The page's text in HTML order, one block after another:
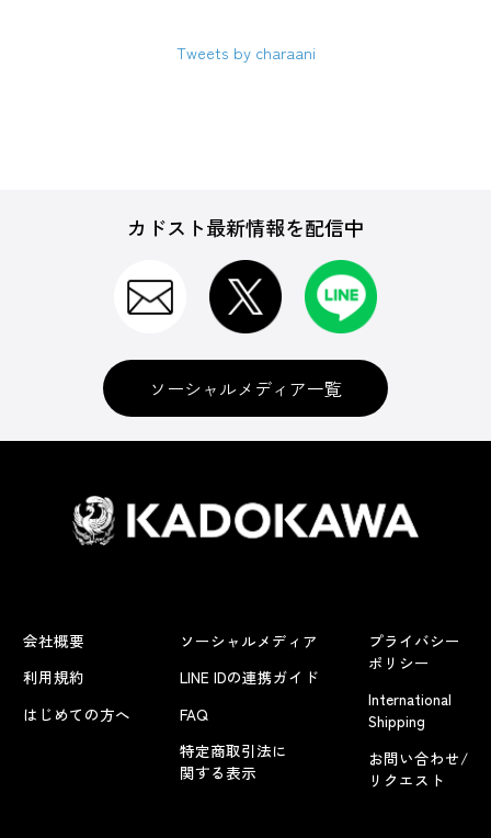
Tweets by charaani
カドスト最新情報を配信中
ソーシャルメディア一覧
会社概要
利用規約
はじめての方へ
ソーシャルメディア
LINE IDの連携ガイド
FAQ
特定商取引法に
関する表示
プライバシー
ポリシー
International
Shipping
お問い合わせ/
リクエスト